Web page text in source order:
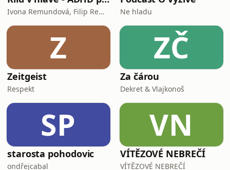
Ivona Remundová, Filip Remunda Ne hladu
Z
Zeitgeist
Respekt
ZČ
Za čárou
Dekret & Vlajkonoš
SP
starosta pohodovic
ondřejcabal
VN
VÍTĚZOVÉ NEBREČÍ
VÍTĚZOVÉ NEBREČÍ